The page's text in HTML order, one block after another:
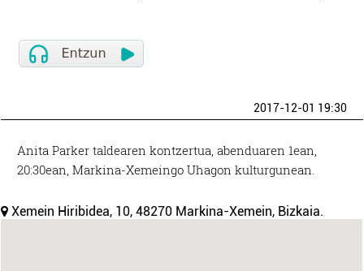
2017-12-01 19:30
Anita Parker taldearen kontzertua, abenduaren 1ean,
20:30ean, Markina-Xemeingo Uhagon kulturgunean.
Xemein Hiribidea, 10, 48270 Markina-Xemein, Bizkaia.